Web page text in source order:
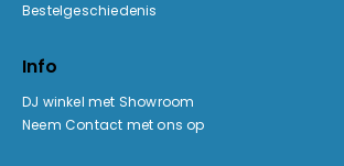
Bestelgeschiedenis
Info
DJ winkel met Showroom
Neem Contact met ons op